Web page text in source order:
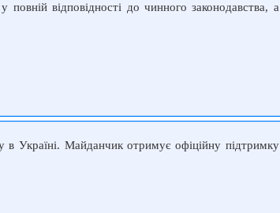
відповідності до чинного законодавства, а
Україні. Майданчик отримує офіційну підтримку